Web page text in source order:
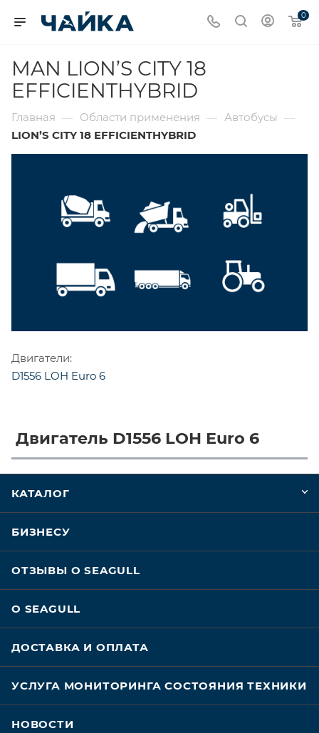
0
MAN LION’S CITY 18
EFFICIENTHYBRID
Главная — Области применения — Автобусы —
LION’S CITY 18 EFFICIENTHYBRID
Двигатели:
D1556 LOH Euro 6
Двигатель D1556 LOH Euro 6
КАТАЛОГ
БИЗНЕСУ
ОТЗЫВЫ О SEAGULL
О SEAGULL
ДОСТАВКА И ОПЛАТА
УСЛУГА МОНИТОРИНГА СОСТОЯНИЯ ТЕХНИКИ
НОВОСТИ